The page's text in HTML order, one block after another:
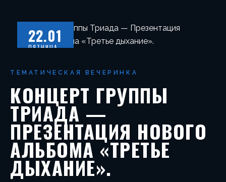
22.01
ПЯТНИЦА
ТЕМАТИЧЕСКАЯ ВЕЧЕРИНКА
КОНЦЕРТ ГРУППЫ
ТРИАДА —
ПРЕЗЕНТАЦИЯ НОВОГО
АЛЬБОМА «ТРЕТЬЕ
ДЫХАНИЕ».